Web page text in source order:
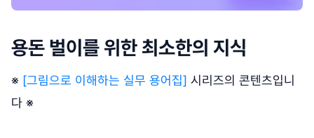
용돈 벌이를 위한 최소한의 지식
※ [그림으로 이해하는 실무 용어집] 시리즈의 콘텐츠입니
다 ※